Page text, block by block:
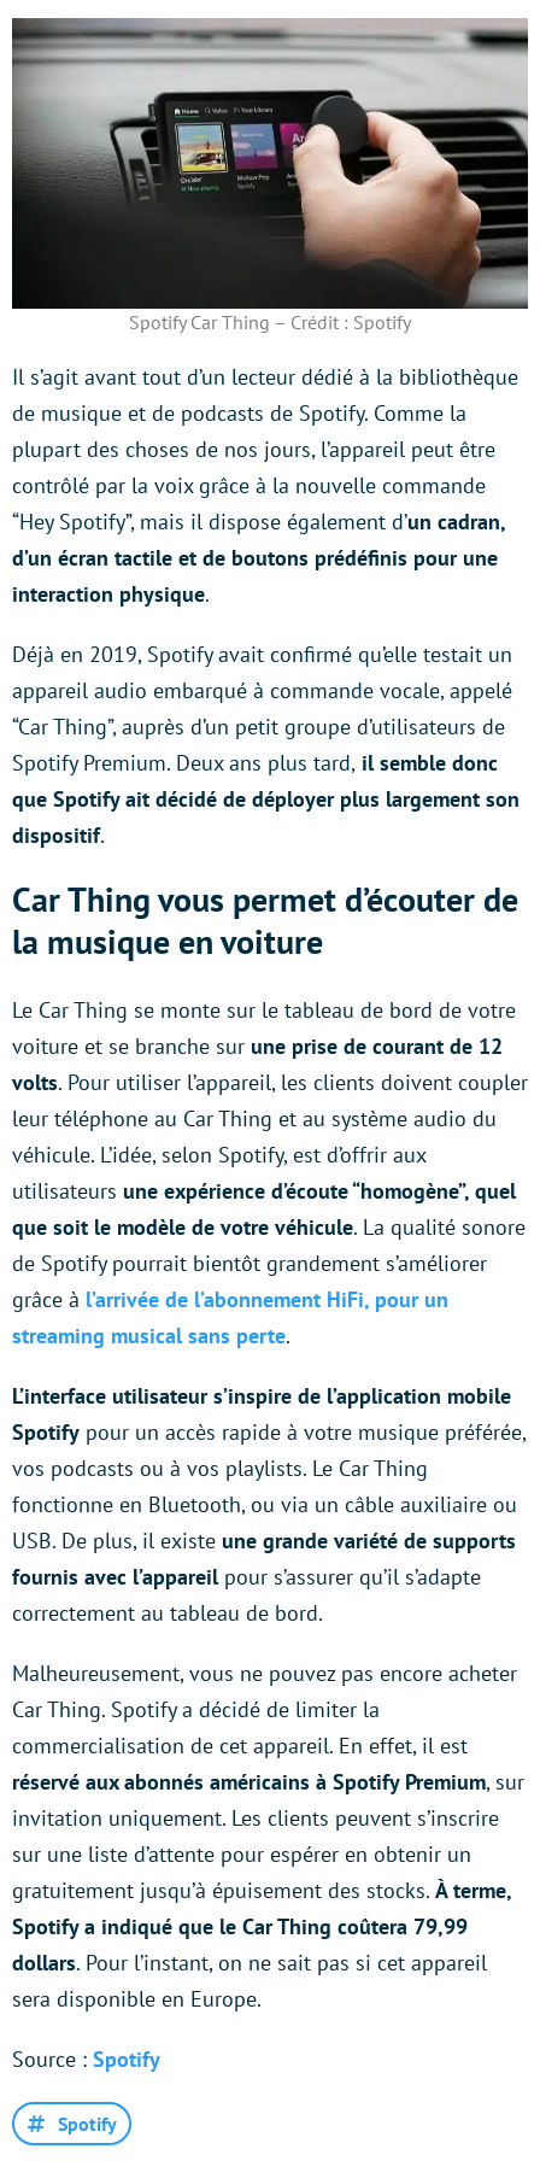
Spotify Car Thing – Crédit : Spotify
Il s’agit avant tout d’un lecteur dédié à la bibliothèque
de musique et de podcasts de Spotify. Comme la
plupart des choses de nos jours, l’appareil peut être
contrôlé par la voix grâce à la nouvelle commande
“Hey Spotify”, mais il dispose également d’un cadran,
d’un écran tactile et de boutons prédéfinis pour une
interaction physique.
Déjà en 2019, Spotify avait confirmé qu’elle testait un
appareil audio embarqué à commande vocale, appelé
“Car Thing”, auprès d’un petit groupe d’utilisateurs de
Spotify Premium. Deux ans plus tard, il semble donc
que Spotify ait décidé de déployer plus largement son
dispositif.
Car Thing vous permet d’écouter de
la musique en voiture
Le Car Thing se monte sur le tableau de bord de votre
voiture et se branche sur une prise de courant de 12
volts. Pour utiliser l’appareil, les clients doivent coupler
leur téléphone au Car Thing et au système audio du
véhicule. L’idée, selon Spotify, est d’offrir aux
utilisateurs une expérience d’écoute “homogène”, quel
que soit le modèle de votre véhicule. La qualité sonore
de Spotify pourrait bientôt grandement s’améliorer
grâce à l’arrivée de l’abonnement HiFi, pour un
streaming musical sans perte.
L’interface utilisateur s’inspire de l’application mobile
Spotify pour un accès rapide à votre musique préférée,
vos podcasts ou à vos playlists. Le Car Thing
fonctionne en Bluetooth, ou via un câble auxiliaire ou
USB. De plus, il existe une grande variété de supports
fournis avec l’appareilpour s’assurer qu’il s’adapte
correctement au tableau de bord.
Malheureusement, vous ne pouvez pas encore acheter
Car Thing. Spotify a décidé de limiter la
commercialisation de cet appareil. En effet, il est
réservé aux abonnés américains à Spotify Premium, sur
invitation uniquement. Les clients peuvent s’inscrire
sur une liste d’attente pour espérer en obtenir un
gratuitement jusqu’à épuisement des stocks. À terme,
Spotify a indiqué que le Car Thing coûtera 79,99
dollars. Pour l’instant, on ne sait pas si cet appareil
sera disponible en Europe.
Source : Spotify
Spotify